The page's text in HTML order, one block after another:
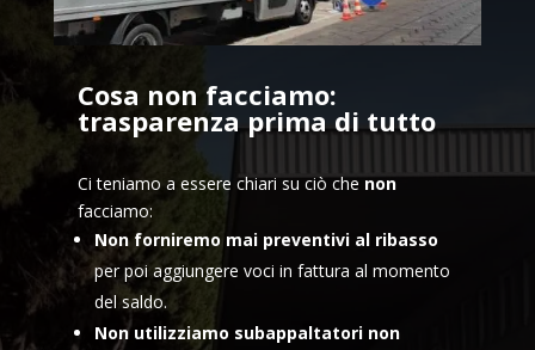
Cosa non facciamo:
trasparenza prima di tutto
Ci teniamo a essere chiari su ciò chenon
facciamo:
Non forniremo mai preventivi al ribasso
per poi aggiungere voci in fattura al momento
del saldo.
Non utilizziamo subappaltatori non